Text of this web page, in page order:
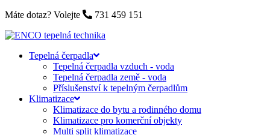
Máte dotaz? Volejte 731 459 151
Tepelná čerpadla
Tepelná čerpadla vzduch - voda
Tepelná čerpadla země - voda
Příslušenství k tepelným čerpadlům
Klimatizace
Klimatizace do bytu a rodinného domu
Klimatizace pro komerční objekty
Multi split klimatizace